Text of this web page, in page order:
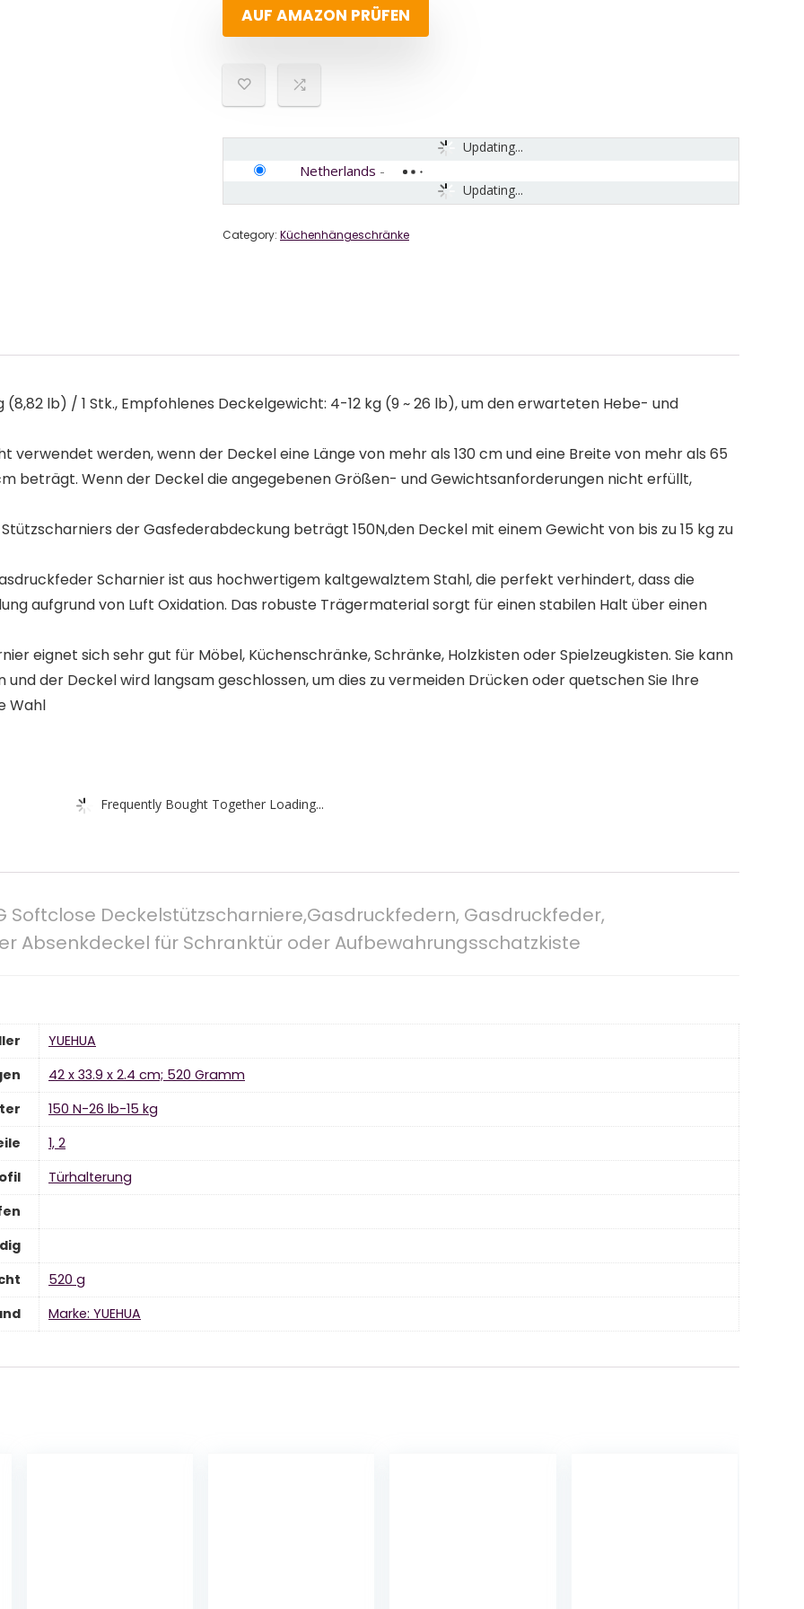
AUF AMAZON PRÜFEN
Updating...
Updating...
Netherlands -
Category: Küchenhängeschränke
lb) / 1 Stk., Empfohlenes Deckelgewicht: 4-12 kg (9 ~ 26 lb), um den erwarteten Hebe- und
verwendet werden, wenn der Deckel eine Länge von mehr als 130 cm und eine Breite von mehr als 65
beträgt. Wenn der Deckel die angegebenen Größen- und Gewichtsanforderungen nicht erfüllt,
Stützscharniers der Gasfederabdeckung beträgt 150N,den Deckel mit einem Gewicht von bis zu 15 kg zu
Gasdruckfeder Scharnier ist aus hochwertigem kaltgewalztem Stahl, die perfekt verhindert, dass die
aufgrund von Luft Oxidation. Das robuste Trägermaterial sorgt für einen stabilen Halt über einen
eignet sich sehr gut für Möbel, Küchenschränke, Schränke, Holzkisten oder Spielzeugkisten. Sie kann
der Deckel wird langsam geschlossen, um dies zu vermeiden Drücken oder quetschen Sie Ihre
Wahl
Frequently Bought Together Loading...
Softclose Deckelstützscharniere,Gasdruckfedern, Gasdruckfeder,
Absenkdeckel für Schranktür oder Aufbewahrungsschatzkiste
‎YUEHUA
‎42 x 33.9 x 2.4 cm; 520 Gramm
‎150 N-26 lb-15 kg
‎1, 2
‎Türhalterung
‎520 g
Marke: YUEHUA